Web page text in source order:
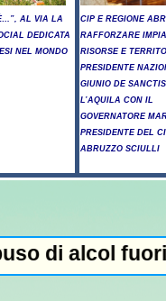
AL VIA LA
DEDICATA
NEL MONDO
CIP E REGIONE
RAFFORZARE
RISORSE E
PRESIDENTE
GIUNIO DE
L’AQUILA CON IL
GOVERNATORE
PRESIDENTE DEL
ABRUZZO SCIULLI
dalla -